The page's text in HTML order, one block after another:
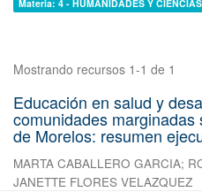
Materia: 4 - HUMANIDADES Y
Mostrando recursos 1-1 de 1
Educación en salud y
comunidades
de Morelos: resumen
MARTA CABALLERO GARCIA;
JANETTE FLORES VELAZQUEZ